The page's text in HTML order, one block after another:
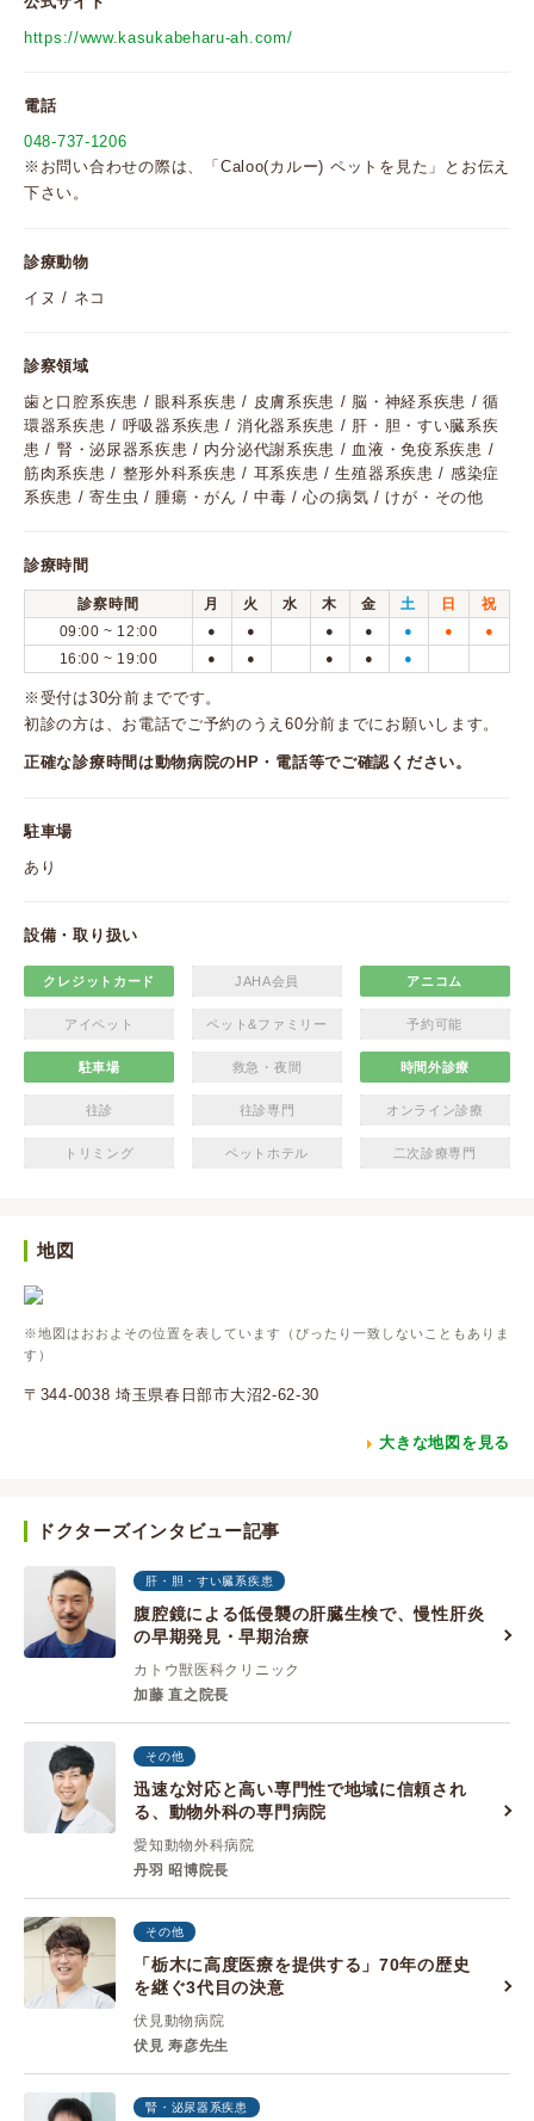
https://www.kasukabeharu-ah.com/
電話
048-737-1206
※お問い合わせの際は、「Caloo(カルー) ペットを見た」とお伝え
下さい。
診療動物
イヌ / ネコ
診察領域
歯と口腔系疾患 / 眼科系疾患 / 皮膚系疾患 / 脳・神経系疾患 / 循
環器系疾患 / 呼吸器系疾患 / 消化器系疾患 / 肝・胆・すい臓系疾
患 / 腎・泌尿器系疾患 / 内分泌代謝系疾患 / 血液・免疫系疾患 /
筋肉系疾患 / 整形外科系疾患 / 耳系疾患 / 生殖器系疾患 / 感染症
系疾患 / 寄生虫 / 腫瘍・がん / 中毒 / 心の病気 / けが・その他
診療時間
診察時間 月 火 水 木 金 土 日
祝
09:00 ~ 12:00
● ● ● ● ● ● ●
16:00 ~ 19:00 ● ● ● ● ●
※受付は30分前までです。
初診の方は、お電話でご予約のうえ60分前までにお願いします。
正確な診療時間は動物病院のHP・電話等でご確認ください。
駐車場
あり
設備・取り扱い
クレジットカード JAHA会員 アニコム
アイペット ペット&ファミリー 予約可能
駐車場 救急・夜間 時間外診療
往診 往診専門 オンライン診療
トリミング ペットホテル 二次診療専門
地図
※地図はおおよその位置を表しています（ぴったり一致しないこともありま
す）
〒344-0038 埼玉県春日部市大沼2-62-30
大きな地図を見る
ドクターズインタビュー記事
肝・胆・すい臓系疾患
腹腔鏡による低侵襲の肝臓生検で、慢性肝炎
の早期発見・早期治療
カトウ獣医科クリニック
加藤 直之院長
その他
迅速な対応と高い専門性で地域に信頼され
る、動物外科の専門病院
愛知動物外科病院
丹羽 昭博院長
その他
「栃木に高度医療を提供する」70年の歴史
を継ぐ3代目の決意
伏見動物病院
伏見 寿彦先生
腎・泌尿器系疾患